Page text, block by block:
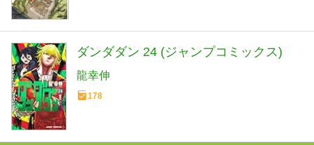
ダンダダン 24 (ジャンプコミックス)
龍幸伸
178